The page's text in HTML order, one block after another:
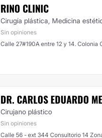
RINO CLINIC
Cirugía plástica, Medicina
Sin opiniones
Calle 27#190A entre 12 y 14. Colonia
DR. CARLOS EDUARDO
Cirujano plástico
Sin opiniones
Calle 56 - ext 344 Consultorio 14